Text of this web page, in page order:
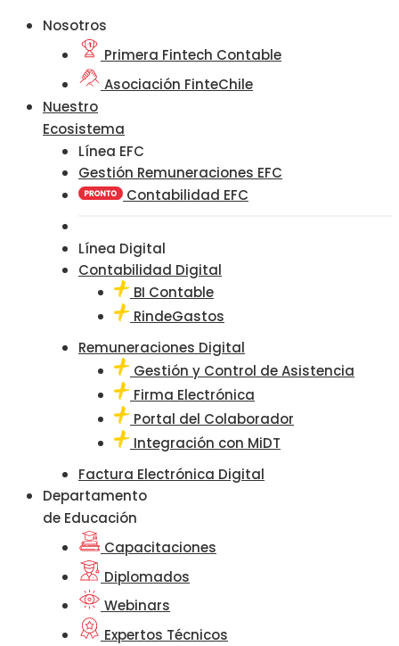
Nosotros
Primera Fintech Contable
Asociación FinteChile
Nuestro
Ecosistema
Línea EFC
Gestión Remuneraciones EFC
Contabilidad EFC
Línea Digital
Contabilidad Digital
BI Contable
RindeGastos
Remuneraciones Digital
Gestión y Control de Asistencia
Firma Electrónica
Portal del Colaborador
Integración con MiDT
Factura Electrónica Digital
Departamento
de Educación
Capacitaciones
Diplomados
Webinars
Expertos Técnicos